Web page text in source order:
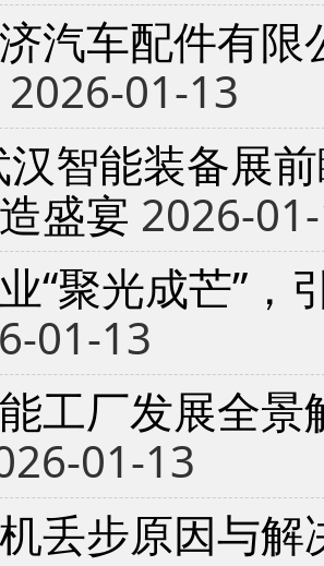
汽车配件有
2026-01-13
智能装备展
盛宴 2026-
“聚光成芒”，
01-13
工厂发展全
01-13
丢步原因与解